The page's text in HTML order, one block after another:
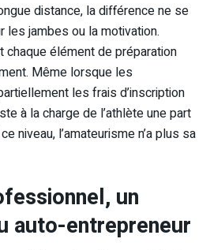
distance, la différence ne se
les jambes ou la motivation.
chaque élément de préparation
Même lorsque les
les frais d’inscription
à la charge de l’athlète une part
niveau, l’amateurisme n’a plus sa
un
auto-entrepreneur